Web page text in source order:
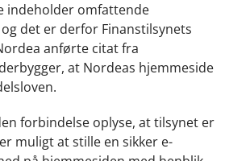
indeholder omfattende
det er derfor Finanstilsynets
anførte citat fra
at Nordeas hjemmeside
forbindelse oplyse, at tilsynet er
muligt at stille en sikker e-